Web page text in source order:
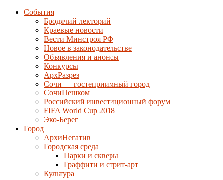
События
Бродячий лекторий
Краевые новости
Вести Минстроя РФ
Новое в законодательстве
Объявления и анонсы
Конкурсы
АрхРазрез
Сочи — гостеприимный город
СочиПешком
Российский инвестиционный форум
FIFA World Cup 2018
Эко-Берег
Город
АрхиНегатив
Городская среда
Парки и скверы
Граффити и стрит-арт
Культура